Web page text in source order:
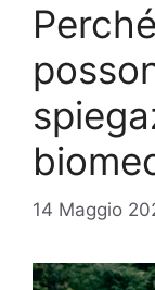
14 Maggio